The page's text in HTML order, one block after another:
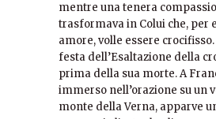
mentre una tenera
trasformava in Colui che, per
amore, volle essere
festa dell’Esaltazione della
prima della sua morte. A
immerso nell’orazione su un
monte della Verna, apparve